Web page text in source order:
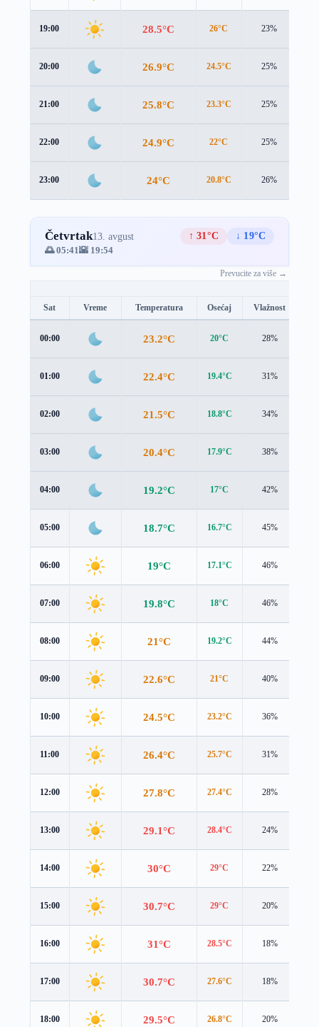
19:00 28.5°C 26°C 23%
20:00 26.9°C 24.5°C 25%
21:00 25.8°C 23.3°C 25%
22:00 24.9°C 22°C 25%
23:00 24°C 20.8°C 26%
Četvrtak13. avgust ↑ 31°C
↓ 19°C
🌅 05:41🌇 19:54
Prevucite za više →
Sat Vreme Temperatura Osećaj Vlažnost
00:00 23.2°C 20°C 28%
01:00 22.4°C 19.4°C 31%
02:00 21.5°C 18.8°C 34%
03:00 20.4°C 17.9°C 38%
04:00 19.2°C 17°C 42%
05:00 18.7°C 16.7°C 45%
06:00 19°C 17.1°C 46%
07:00 19.8°C 18°C 46%
08:00 21°C 19.2°C 44%
09:00 22.6°C 21°C 40%
10:00 24.5°C 23.2°C 36%
11:00 26.4°C 25.7°C 31%
12:00 27.8°C 27.4°C 28%
13:00 29.1°C 28.4°C 24%
14:00 30°C 29°C 22%
15:00 30.7°C 29°C 20%
16:00 31°C 28.5°C 18%
17:00 30.7°C 27.6°C 18%
18:00 29.5°C 26.8°C 20%